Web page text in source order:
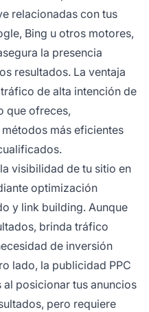
relacionadas con tus
Bing u otros motores,
la presencia
resultados. La ventaja
de alta intención de
que ofreces,
más eficientes
visibilidad de tu sitio en
optimización
y link building. Aunque
brinda tráfico
de inversión
lado, la publicidad PPC
posicionar tus anuncios
pero requiere